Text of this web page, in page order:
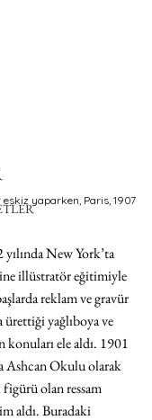
yaparken, Paris, 1907
New York’ta
illüstratör eğitimiyle
reklam ve gravür
ürettiği yağlıboya ve
konuları ele aldı. 1901
Ashcan Okulu olarak
olan ressam
aldı. Buradaki